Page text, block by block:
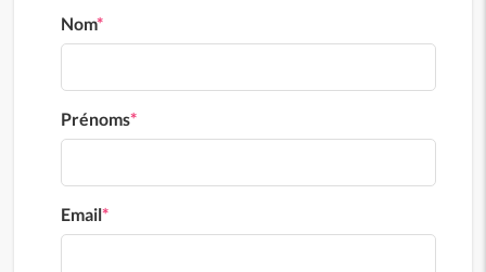
Nom*
Prénoms*
Email*